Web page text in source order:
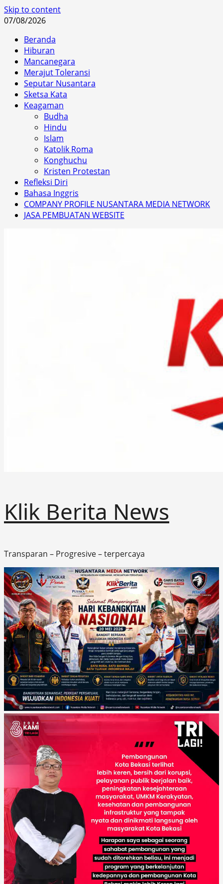
Skip to content
07/08/2026
Beranda
Hiburan
Mancanegara
Merajut Toleransi
Seputar Nusantara
Sketsa Kata
Keagaman
Budha
Hindu
Islam
Katolik Roma
Konghuchu
Kristen Protestan
Refleksi Diri
Bahasa Inggris
COMPANY PROFILE NUSANTARA MEDIA NETWORK
JASA PEMBUATAN WEBSITE
Klik Berita News
Transparan – Progresive – terpercaya